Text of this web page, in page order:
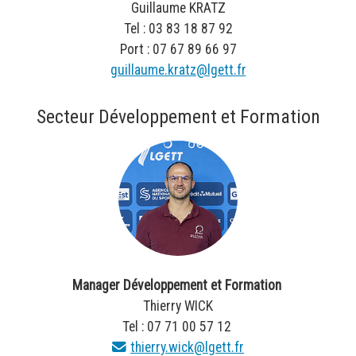
Guillaume KRATZ
Tel : 03 83 18 87 92
Port : 07 67 89 66 97
guillaume.kratz@lgett.fr
Secteur Développement et Formation
Manager Développement et Formation
Thierry WICK
Tel : 07 71 00 57 12
thierry.wick@lgett.fr